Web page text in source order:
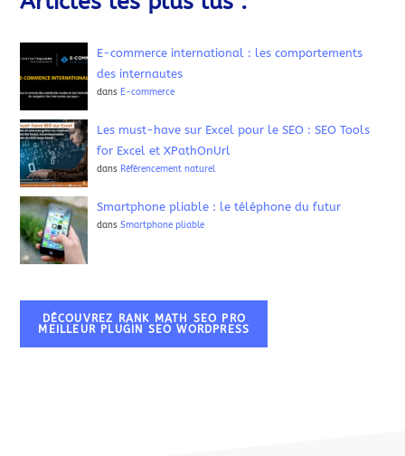
E-commerce international : les comportements
des internautes
dans E-commerce
Les must-have sur Excel pour le SEO : SEO Tools
for Excel et XPathOnUrl
dans Référencement naturel
Smartphone pliable : le téléphone du futur
dansSmartphone pliable
DÉCOUVREZ RANK MATH SEO PRO
MEILLEUR PLUGIN SEO WORDPRESS